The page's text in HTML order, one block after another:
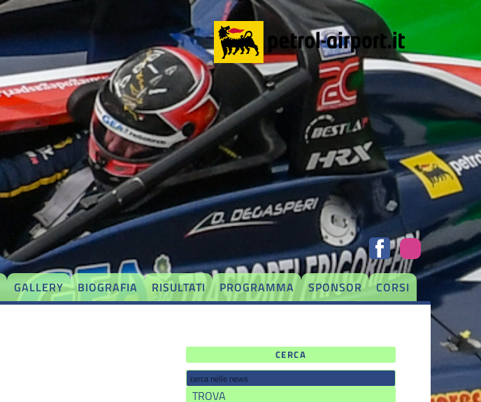
GALLERY BIOGRAFIA RISULTATI PROGRAMMA SPONSOR CORSI
CERCA